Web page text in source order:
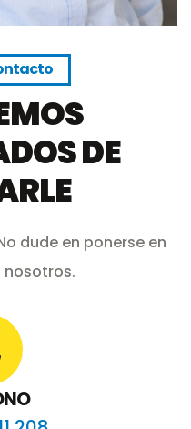
DE
dude en ponerse en